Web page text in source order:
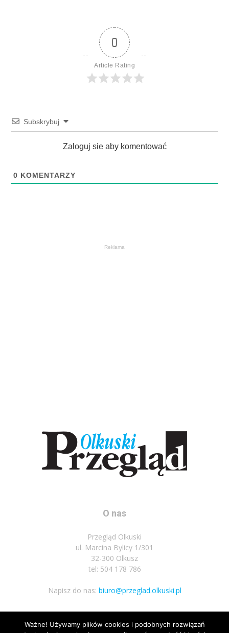
0
Article Rating
Subskrybuj
Zaloguj sie aby komentować
0 KOMENTARZY
Reklama
O nas
Przegląd Olkuski
ul. Marcina Bylicy 1/301
32-300 Olkusz
tel: 504 178 786
Napisz do nas: biuro@przeglad.olkuski.pl
Podążaj za nami
Ważne! Używamy plików cookies i podobnych rozwiązań